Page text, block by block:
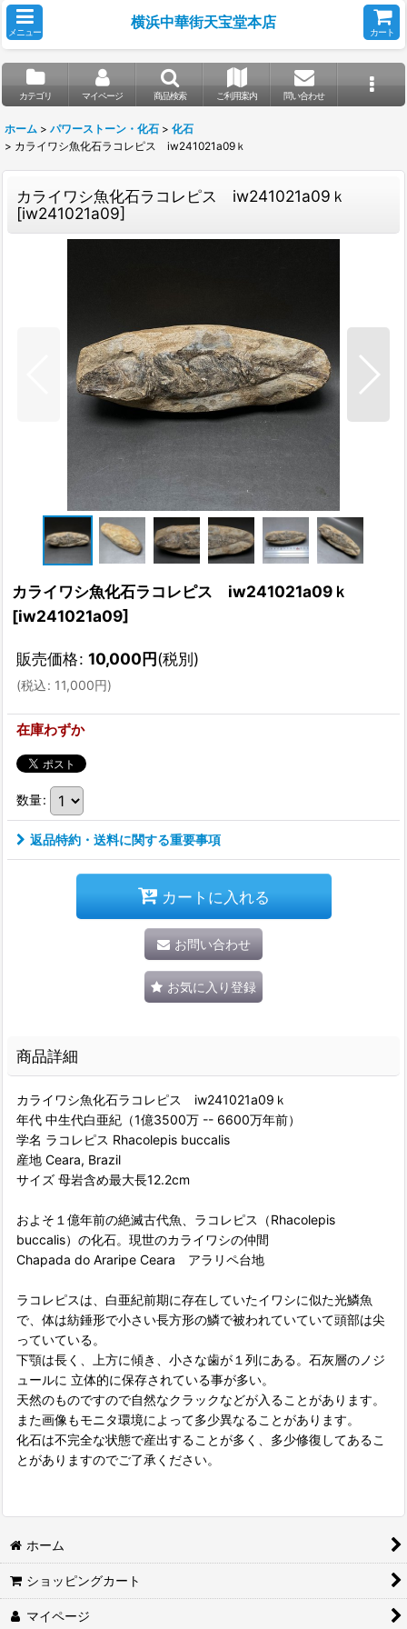
メニュー
横浜中華街天宝堂本店
カート
カテゴリ マイページ 商品検索 ご利用案内 問い合わせ
ホーム > パワーストーン・化石 > 化石
> カライワシ魚化石ラコレピス iw241021a09ｋ
カライワシ魚化石ラコレピス iw241021a09ｋ
[iw241021a09]
カライワシ魚化石ラコレピス iw241021a09ｋ
[iw241021a09]
販売価格: 10,000円(税別)
(税込: 11,000円)
在庫わずか
数量:
返品特約・送料に関する重要事項
カートに入れる
お問い合わせ
お気に入り登録
商品詳細
カライワシ魚化石ラコレピス iw241021a09ｋ
年代 中生代白亜紀（1億3500万 -- 6600万年前）
学名 ラコレピス Rhacolepis buccalis
産地 Ceara, Brazil
サイズ 母岩含め最大長12.2cm
およそ１億年前の絶滅古代魚、ラコレピス（Rhacolepis
buccalis）の化石。現世のカライワシの仲間
Chapada do Araripe Ceara アラリペ台地
ラコレピスは、白亜紀前期に存在していたイワシに似た光鱗魚
で、体は紡錘形で小さい長方形の鱗で被われていていて頭部は尖
っていている。
下顎は長く、上方に傾き、小さな歯が１列にある。石灰層のノジ
ュールに 立体的に保存されている事が多い。
天然のものですので自然なクラックなどが入ることがあります。
また画像もモニタ環境によって多少異なることがあります。
化石は不完全な状態で産出することが多く、多少修復してあるこ
とがありますのでご了承ください。
ホーム
ショッピングカート
マイページ